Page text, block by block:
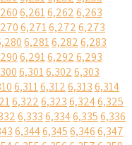
6,2616,2626,263
6,2716,2726,273
6,2816,2826,283
6,2916,2926,293
6,3016,3026,303
6,3116,3126,3136,314
6,3226,3236,3246,325
6,3336,3346,3356,336
6,3446,3456,3466,347